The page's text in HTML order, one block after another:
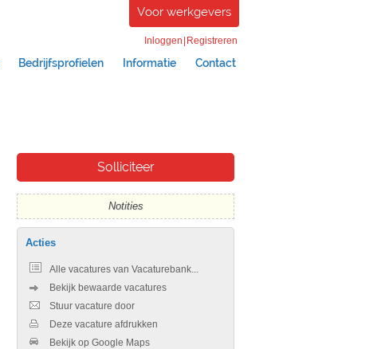
Voor werkgevers
Inloggen Registreren
Bedrijfsprofielen Informatie Contact
Notities
Acties
Alle vacatures van Vacaturebank...
Bekijk bewaarde vacatures
Stuur vacature door
Deze vacature afdrukken
Bekijk op Google Maps